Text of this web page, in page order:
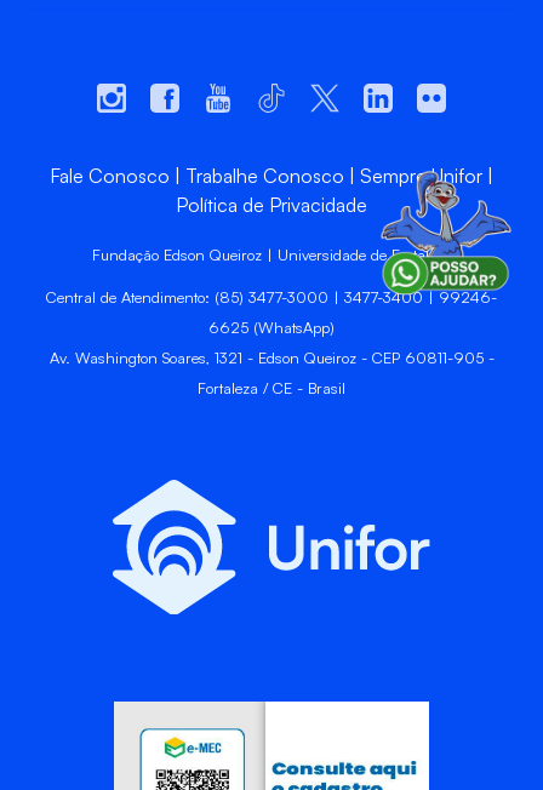
Fale Conosco Trabalhe Conosco
Sempre Unifor
Política de Privacidade
Fundação Edson Queiroz | Universidade de Fortaleza
Central de Atendimento: (85) 3477-3000 | 3477-3400 | 99246-
6625 (WhatsApp)
Av. Washington Soares, 1321 - Edson Queiroz - CEP 60811-905 -
Fortaleza / CE - Brasil